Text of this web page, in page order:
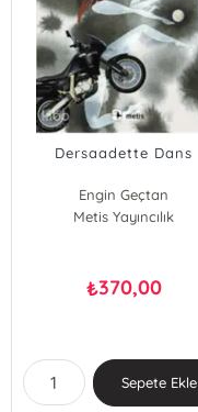
Dersaadette Dans
Engin Geçtan
Metis Yayıncılık
₺370,00
Sepete Ekle